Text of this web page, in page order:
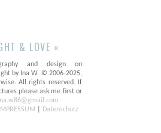
& LOVE «
and design on
by Ina W. © 2006-2025,
All rights reserved. If
please ask me first or
IMPRESSUM Datenschutz